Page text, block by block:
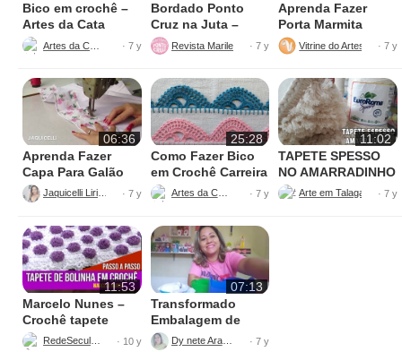
Bico em crochê –
Artes da Cata
· 7 y
Bordado Ponto
Cruz na Juta –
Fácil de Fazer
Revista Marileny Ponto Cruz
· 7 y
Aprenda Fazer
Porta Marmita
Térmica
Vitrine do Artesanato
· 7 y
06:36
Aprenda Fazer
Capa Para Galão
de Água – 20 litros
Jaquicelli Liriane · 7 y
25:28
Como Fazer Bico
em Crochê Carreira
Única
Artes da Cata · 7 y
11:02
TAPETE SPESSO
NO AMARRADINHO
PERFEITO
· 7 y
11:53
Marcelo Nunes –
Crochê tapete
bolinha Parte 1
· 10 y
07:13
Transformado
Embalagem de
Sabão
Dy nete Araújo · 7 y